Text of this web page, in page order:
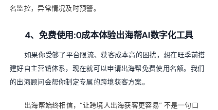
名监控，异常情况及时预警。
4、免费使用:0成本体验出海帮AI数字化工具
如果你受够了平台限流、获客成本高的困扰，想在旺季前搭
建好自主营销体系，现在就可以申请出海帮免费使用名额。我们
的出海顾问会帮你制定专属的跨境获客方案。
出海帮始终相信，“让跨境人出海获客更容易” 不是一句口